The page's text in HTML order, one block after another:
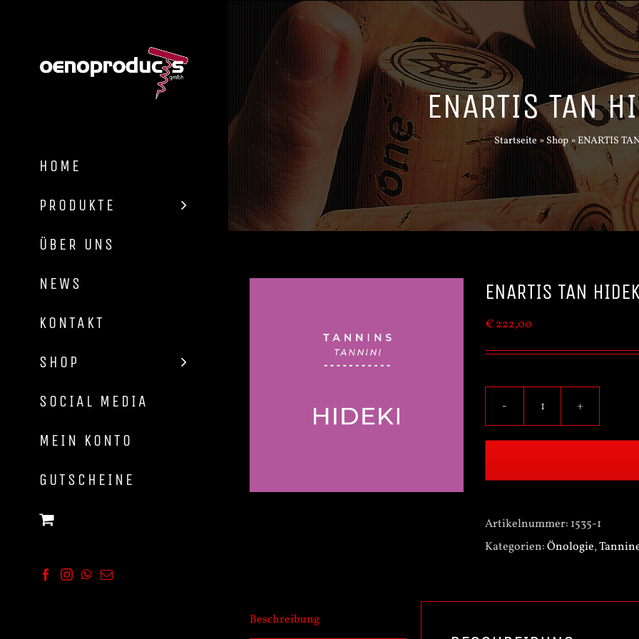
HOME
PRODUKTE
ÜBER UNS
NEWS
KONTAKT
Shop
SOCIAL MEDIA
MEIN KONTO
GUTSCHEINE
Facebook
Instagram
WhatsApp
E-
ENARTIS TAN
Startseite »Shop»ENARTIS
ENARTIS TAN
€222,00
TAN
1kg
Artikelnummer: 1535-1
Kategorien:Önologie,
Beschreibung